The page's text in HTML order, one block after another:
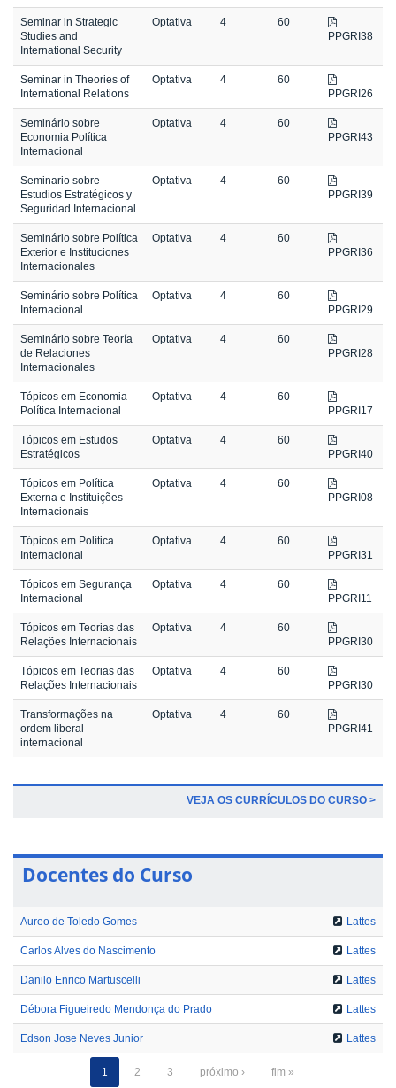
Seminar in Strategic
Studies and
International Security
Optativa 4
60
PPGRI38
Seminar in Theories of
International Relations
Optativa 4
60
PPGRI26
Seminário sobre
Economia Política
Internacional
Optativa 4
60
PPGRI43
Seminario sobre
Estudios Estratégicos y
Seguridad Internacional
Optativa 4
60
PPGRI39
Seminário sobre Política
Exterior e Instituciones
Internacionales
Optativa 4
60
PPGRI36
Seminário sobre Política
Internacional
Optativa 4
60
PPGRI29
Seminário sobre Teoría
de Relaciones
Internacionales
Optativa 4
60
PPGRI28
Tópicos em Economia
Política Internacional
Optativa 4
60
PPGRI17
Tópicos em Estudos
Estratégicos
Optativa 4
60
PPGRI40
Tópicos em Política
Externa e Instituições
Internacionais
Optativa 4
60
PPGRI08
Tópicos em Política
Internacional
Optativa 4
60
PPGRI31
Tópicos em Segurança
Internacional
Optativa 4
60
PPGRI11
Tópicos em Teorias das
Relações Internacionais
Optativa 4
60
PPGRI30
Tópicos em Teorias das
Relações Internacionais
Optativa 4
60
PPGRI30
Transformações na
ordem liberal
internacional
Optativa 4
60
PPGRI41
VEJA OS CURRÍCULOS DO CURSO >
Docentes do Curso
Aureo de Toledo Gomes Lattes
Carlos Alves do Nascimento Lattes
Danilo Enrico Martuscelli Lattes
Débora Figueiredo Mendonça do Prado Lattes
Edson Jose Neves Junior Lattes
1 2 3 próximo › fim »